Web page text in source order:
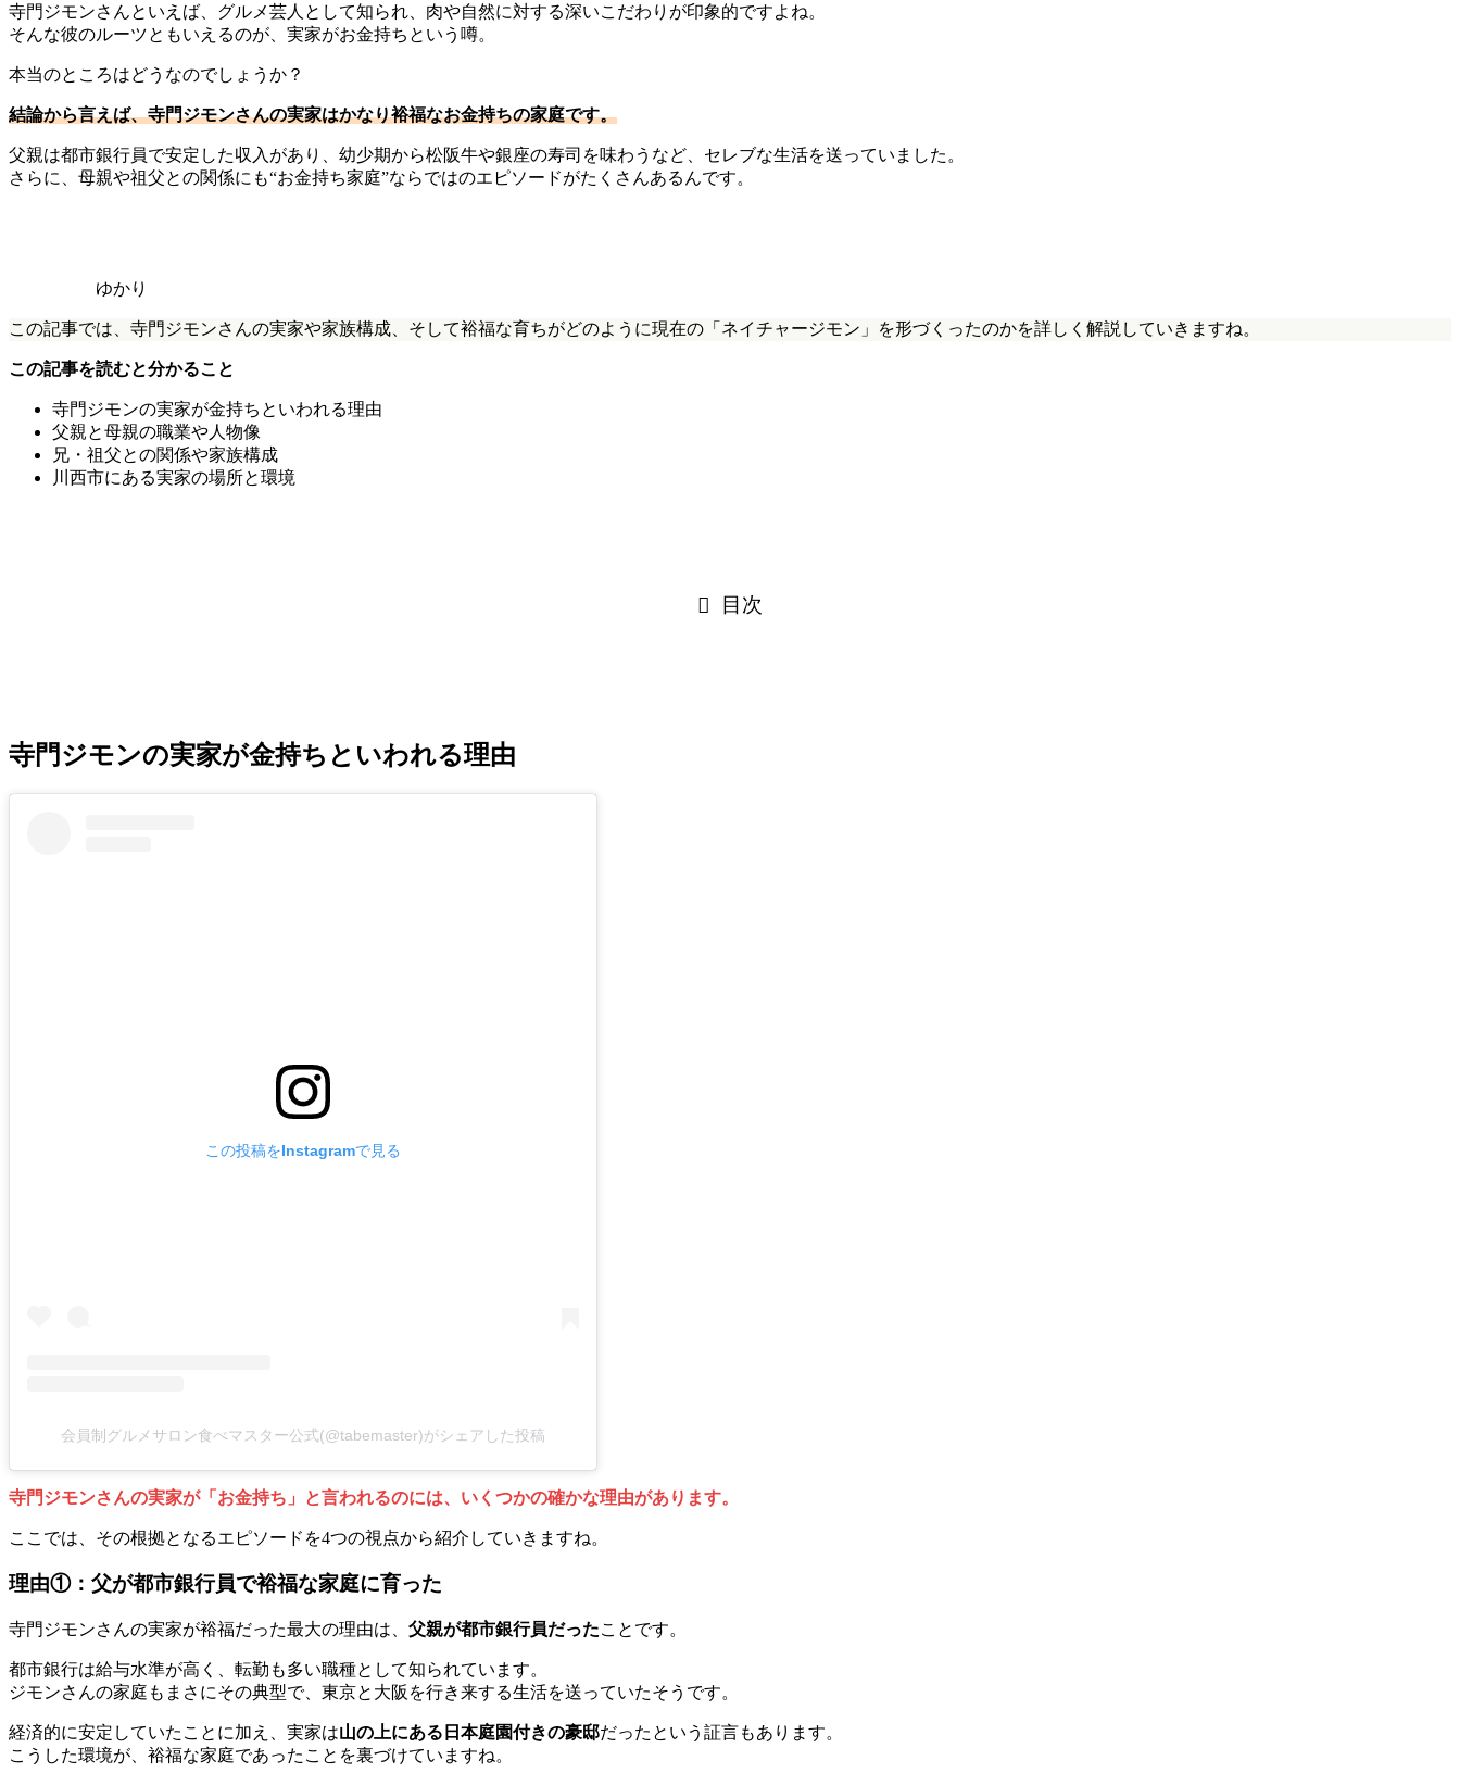
寺門ジモンさんといえば、グルメ芸人として知られ、肉や自然に対する深いこだわりが印象的ですよね。
そんな彼のルーツともいえるのが、実家がお金持ちという噂。
本当のところはどうなのでしょうか？
結論から言えば、寺門ジモンさんの実家はかなり裕福なお金持ちの家庭です。
父親は都市銀行員で安定した収入があり、幼少期から松阪牛や銀座の寿司を味わうなど、セレブな生活を送っていました。
さらに、母親や祖父との関係にも“お金持ち家庭”ならではのエピソードがたくさんあるんです。
ゆかり
この記事では、寺門ジモンさんの実家や家族構成、そして裕福な育ちがどのように現在の「ネイチャージモン」を形づくったのかを詳しく解説していきますね。
この記事を読むと分かること
寺門ジモンの実家が金持ちといわれる理由
父親と母親の職業や人物像
兄・祖父との関係や家族構成
川西市にある実家の場所と環境
目次
寺門ジモンの実家が金持ちといわれる理由
この投稿をInstagramで見る
会員制グルメサロン食べマスター公式(@tabemaster)がシェアした投稿
寺門ジモンさんの実家が「お金持ち」と言われるのには、いくつかの確かな理由があります。
ここでは、その根拠となるエピソードを4つの視点から紹介していきますね。
理由①：父が都市銀行員で裕福な家庭に育った
寺門ジモンさんの実家が裕福だった最大の理由は、 父親が都市銀行員だったことです。
都市銀行は給与水準が高く、転勤も多い職種として知られています。
ジモンさんの家庭もまさにその典型で、東京と大阪を行き来する生活を送っていたそうです。
経済的に安定していたことに加え、実家は山の上にある日本庭園付きの豪邸だったという証言もあります。
こうした環境が、裕福な家庭であったことを裏づけていますね。